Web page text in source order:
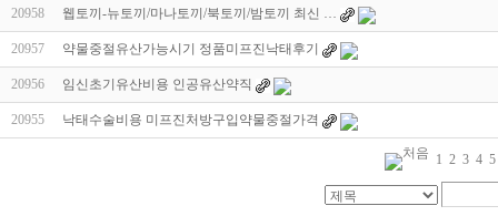
20958 웹토끼-뉴토끼/마나토끼/북토끼/밤토끼 최신 …
20957 약물중절유산가능시기 정품미프진낙태후기
20956 임신초기유산비용 인공유산약직
20955 낙태수술비용 미프진처방구입약물중절가격
1 2 3 4 5